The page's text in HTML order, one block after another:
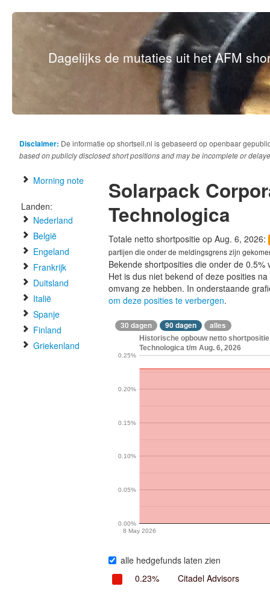
Dagelijks de mutaties uit het AFM
Disclaimer: De informatie op shortsell.nl is gebaseerd op openbaar
based on publicly disclosed short positions and may be incomplete or
Morning note
Landen:
Nederland
België
Engeland
Frankrijk
Duitsland
Italië
Spanje
Finland
Griekenland
Solarpack
Technologica
Totale netto shortpositie op Aug. 6, 2026:
partijen die onder de meldingsgrens zijn
Bekende shortposities die onder de
Het is dus niet bekend of deze posities
omvang ze hebben. In onderstaande
om deze posities te verbergen.
30 dagen 90 dagen alles
Historische opbouw netto
Technologica t/m Aug. 6, 2026
8 May 2026
0.00%
0.05%
0.10%
0.15%
0.20%
0.25%
alle hedgefunds laten zien
0.23%
Citadel Advisors